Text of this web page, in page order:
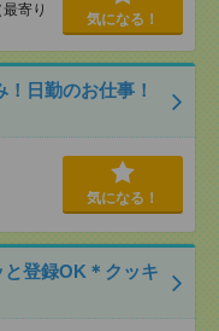
寄り
気になる！
日勤のお仕事！
気になる！
登録OK＊クッキ